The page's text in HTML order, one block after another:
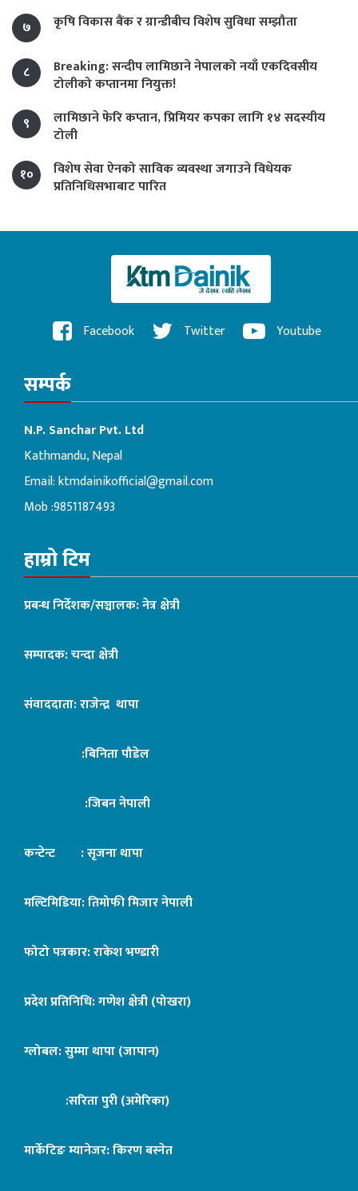
७ कृषि विकास बैंक र ग्रान्डीबीच विशेष सुविधा सम्झौता
८
Breaking: सन्दीप लामिछाने नेपालको नयाँ एकदिवसीय
टोलीको कप्तानमा नियुक्त!
९
लामिछाने फेरि कप्तान, प्रिमियर कपका लागि १४ सदस्यीय
टोली
१०
विशेष सेवा ऐनको साविक व्यवस्था जगाउने विधेयक
प्रतिनिधिसभाबाट पारित
Facebook Twitter Youtube
सम्पर्क
N.P. Sanchar Pvt. Ltd
Kathmandu, Nepal
Email:ktmdainikofficial@gmail.com
Mob :9851187493
हाम्रो टिम
प्रबन्ध निर्देशक/सञ्चालक: नेत्र क्षेत्री
सम्पादक: चन्दा क्षेत्री
संवाददाता: राजेन्द्र थापा
:बिनिता पौडेल
:जिबन नेपाली
कन्टेन्ट : सृजना थापा
मल्टिमिडिया: तिमोफी मिजार नेपाली
फोटो पत्रकार: राकेश भण्डारी
प्रदेश प्रतिनिधि: गणेश क्षेत्री (पोखरा)
ग्लोबल: सुम्मा थापा (जापान)
:सरिता पुरी (अमेरिका)
मार्केटिङ म्यानेजर: किरण बस्नेत